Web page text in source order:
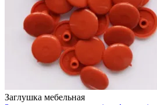
Заглушка мебельная